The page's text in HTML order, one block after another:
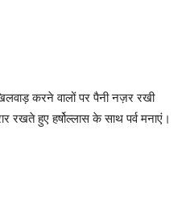
करने वालों पर पैनी नज़र रखी
रखते हुए हर्षोल्लास के साथ पर्व मनाएं।